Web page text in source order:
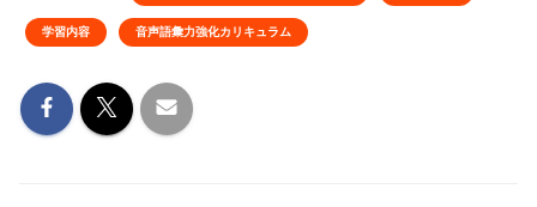
学習内容 音声語彙力強化カリキュラム